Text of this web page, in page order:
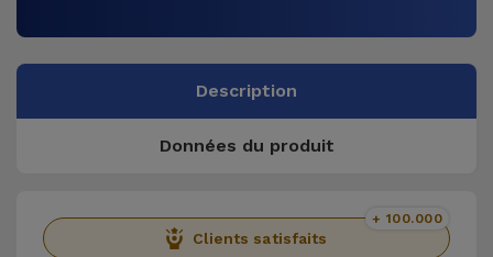
Description
Données du produit
Clients satisfaits
+ 100.000